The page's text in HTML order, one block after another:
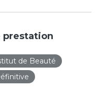
prestation
de Beauté